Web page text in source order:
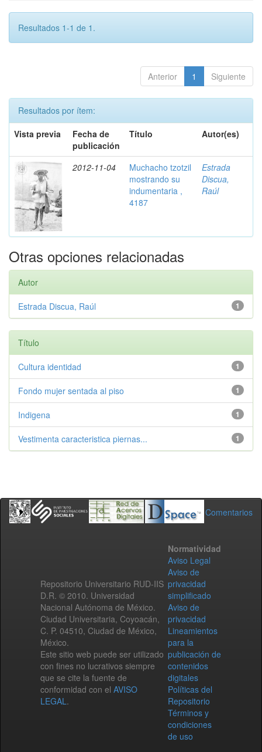
Resultados 1-1 de 1.
Anterior 1 Siguiente
Resultados por ítem:
Vista previa
Fecha de
publicación
Título Autor(es)
2012-11-04
Muchacho tzotzil
mostrando su
indumentaria ,
4187
Estrada
Discua,
Raúl
Otras opciones relacionadas
Autor
1
Estrada Discua, Raúl
Título
1
Cultura identidad
1
Fondo mujer sentada al piso
1
Indigena
1
Vestimenta caracteristica piernas...
Comentarios
Repositorio Universitario RUD-IIS
D.R. © 2010. Universidad
Nacional Autónoma de México.
Ciudad Universitaria, Coyoacán,
C. P. 04510, Ciudad de México,
México.
Este sitio web puede ser utilizado
con fines no lucrativos siempre
que se cite la fuente de
conformidad con el AVISO
LEGAL.
Normatividad
Aviso Legal
Aviso de
privacidad
simplificado
Aviso de
privacidad
Lineamientos
para la
publicación de
contenidos
digitales
Políticas del
Repositorio
Términos y
condiciones
de uso